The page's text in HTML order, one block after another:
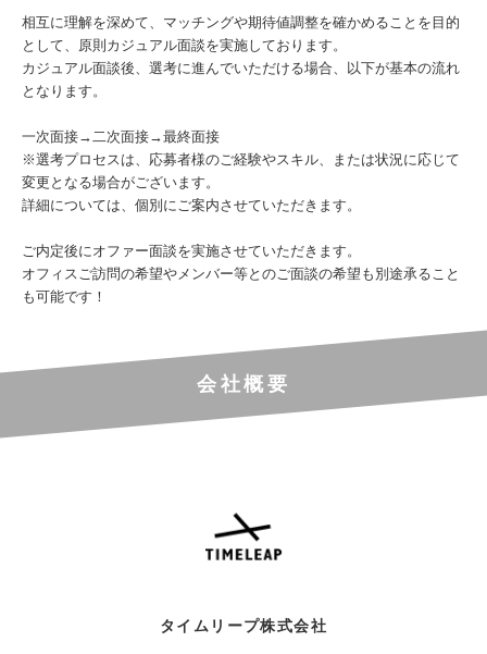
相互に理解を深めて、マッチングや期待値調整を確かめることを目的
として、原則カジュアル面談を実施しております。
カジュアル面談後、選考に進んでいただける場合、以下が基本の流れ
となります。
一次面接→二次面接→最終面接
※選考プロセスは、応募者様のご経験やスキル、または状況に応じて
変更となる場合がございます。
詳細については、個別にご案内させていただきます。
ご内定後にオファー面談を実施させていただきます。
オフィスご訪問の希望やメンバー等とのご面談の希望も別途承ること
も可能です！
会社概要
タイムリープ株式会社